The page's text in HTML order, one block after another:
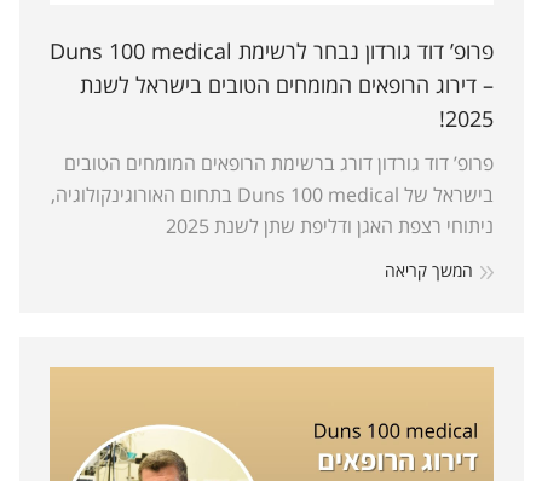
פרופ’ דוד גורדון נבחר לרשימת Duns 100 medical
– דירוג הרופאים המומחים הטובים בישראל לשנת
2025!
פרופ’ דוד גורדון דורג ברשימת הרופאים המומחים הטובים
בישראל של Duns 100 medical בתחום האורוגינקולוגיה,
ניתוחי רצפת האגן ודליפת שתן לשנת 2025
המשך קריאה